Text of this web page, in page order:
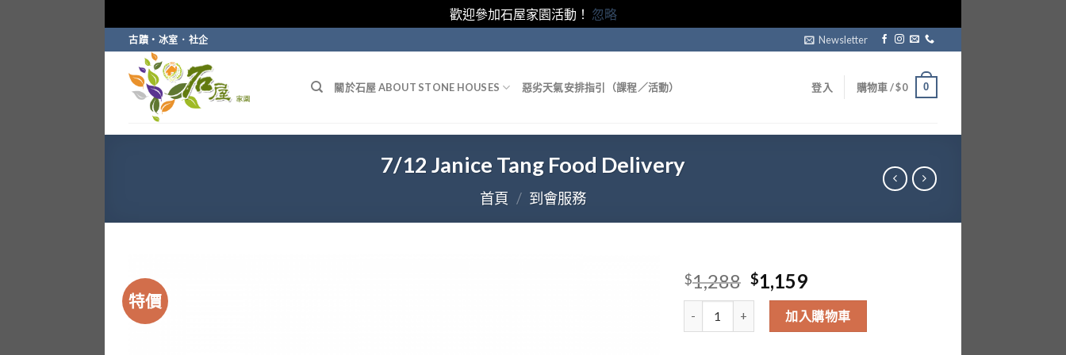
歡迎參加石屋家園活動！ 忽略
to
content
古蹟・冰室．社企 Newsletter
關於石屋 ABOUT STONE HOUSES 惡劣天氣安排指引（課程／活動） 登入 購物車 /$0 0
7/12 Janice Tang Food Delivery
首頁 / 到會服務
特價
$1,288 Original
price
was:
$1,288.
$1,159Current
price
is:
$1,159.
7/12 Janice Tang Food Delivery 數量
加入購物車